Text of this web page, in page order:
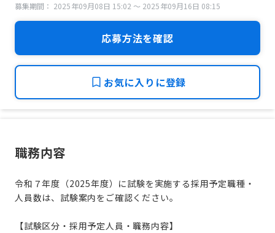
募集期間： 2025年09月08日 15:02 〜 2025年09月16日 08:15
応募方法を確認
お気に入りに登録
職務内容
令和７年度（2025年度）に試験を実施する採用予定職種・
人員数は、試験案内をご確認ください。
【試験区分・採用予定人員・職務内容】